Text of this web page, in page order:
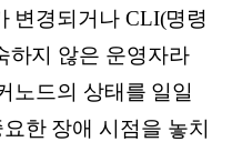
변경되거나 CLI(명령
하지 않은 운영자라
노드의 상태를 일일
한 장애 시점을 놓치